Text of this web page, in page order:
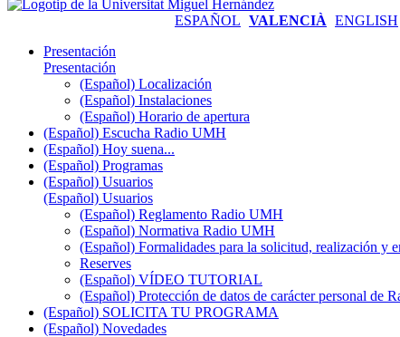
ESPAÑOL VALENCIÀ ENGLISH
Presentación
Presentación
(Español) Localización
(Español) Instalaciones
(Español) Horario de apertura
(Español) Escucha Radio UMH
(Español) Hoy suena...
(Español) Programas
(Español) Usuarios
(Español) Usuarios
(Español) Reglamento Radio UMH
(Español) Normativa Radio UMH
(Español) Formalidades para la solicitud, realización y
Reserves
(Español) VÍDEO TUTORIAL
(Español) Protección de datos de carácter personal de
(Español) SOLICITA TU PROGRAMA
(Español) Novedades